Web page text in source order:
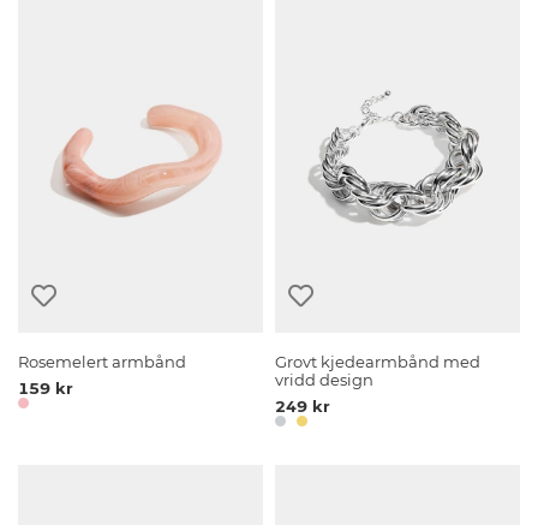
Rosemelert armbånd
159 kr
Grovt kjedearmbånd med
vridd design
249 kr